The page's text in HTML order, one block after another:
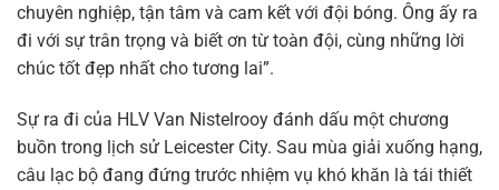
chuyên nghiệp, tận tâm và cam kết với đội bóng. Ông ấy ra
đi với sự trân trọng và biết ơn từ toàn đội, cùng những lời
chúc tốt đẹp nhất cho tương lai”.
Sự ra đi của HLV Van Nistelrooy đánh dấu một chương
buồn trong lịch sử Leicester City. Sau mùa giải xuống hạng,
câu lạc bộ đang đứng trước nhiệm vụ khó khăn là tái thiết